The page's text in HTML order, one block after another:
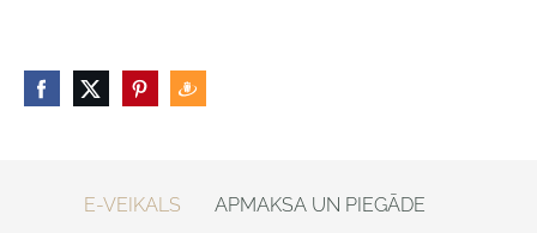
E-VEIKALS
APMAKSA UN PIEGĀDE